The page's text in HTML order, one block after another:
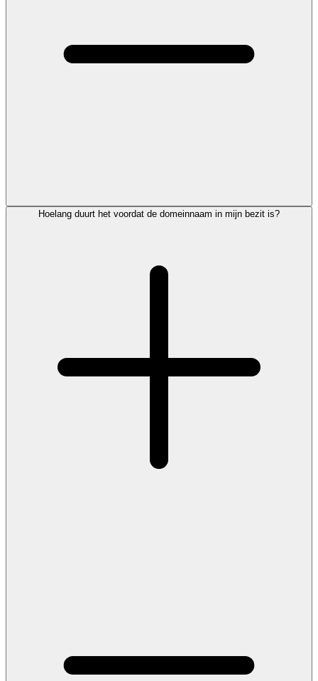
Hoelang duurt het voordat de domeinnaam in mijn bezit is?